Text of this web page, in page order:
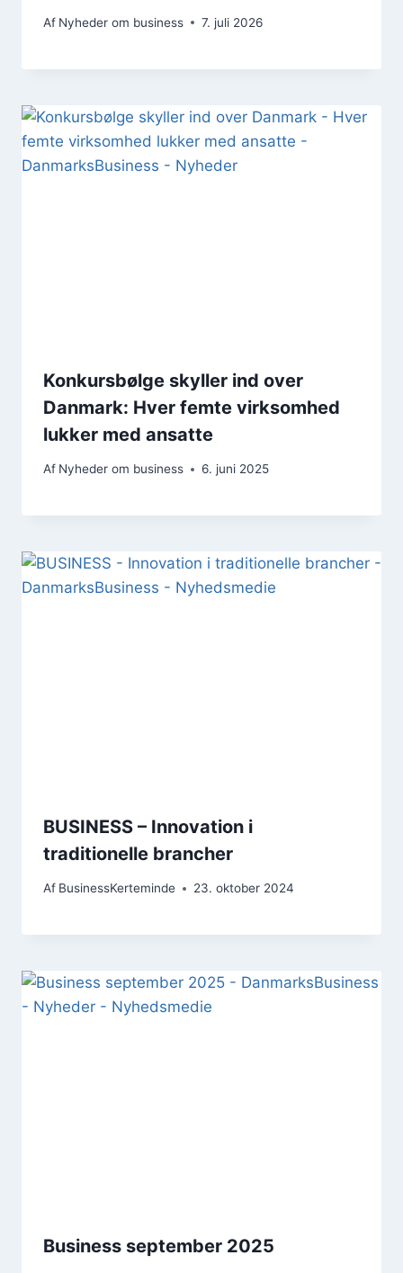
Af Nyheder om business 7. juli 2026
Konkursbølge skyller ind over
Danmark: Hver femte virksomhed
lukker med ansatte
Af Nyheder om business 6. juni 2025
BUSINESS – Innovation i
traditionelle brancher
Af BusinessKerteminde 23. oktober 2024
Business september 2025